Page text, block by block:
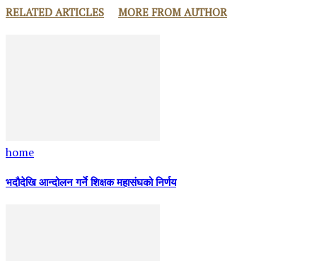
RELATED ARTICLES MORE FROM AUTHOR
home
भदौदेखि आन्दोलन गर्ने शिक्षक महासंघको निर्णय